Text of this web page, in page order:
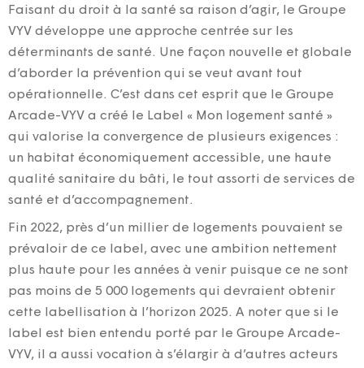
Faisant du droit à la santé sa raison d’agir, le Groupe
VYV développe une approche centrée sur les
déterminants de santé. Une façon nouvelle et globale
d’aborder la prévention qui se veut avant tout
opérationnelle. C’est dans cet esprit que le Groupe
Arcade-VYV a créé le Label « Mon logement santé »
qui valorise la convergence de plusieurs exigences :
un habitat économiquement accessible, une haute
qualité sanitaire du bâti, le tout assorti de services de
santé et d’accompagnement.
Fin 2022, près d’un millier de logements pouvaient se
prévaloir de ce label, avec une ambition nettement
plus haute pour les années à venir puisque ce ne sont
pas moins de 5 000 logements qui devraient obtenir
cette labellisation à l’horizon 2025. A noter que si le
label est bien entendu porté par le Groupe Arcade-
VYV, il a aussi vocation à s’élargir à d’autres acteurs